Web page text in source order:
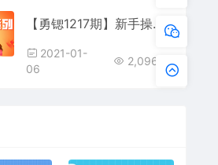
【勇锶1217期】新手操作CPA轻松日赚300，小白也能起飞，可无限放大
2021-01-
06
2,096